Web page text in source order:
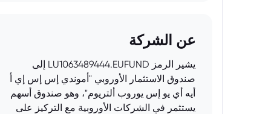
عن الشركة
يشير الرمز LU1063489444.EUFUND إلى
صندوق الاستثمار الأوروبي "أموندي إس إس إي أ
أيه أي يو إس يوروب ألتريوم"، وهو صندوق أسهم
يستثمر في الشركات الأوروبية مع التركيز على